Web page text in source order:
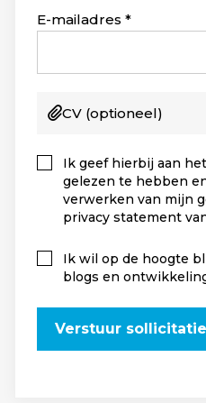
+1
E-mailadres
CV (optioneel)
Ik geef hierbij aan het
gelezen te hebben
verwerken van mijn
privacy statement
Ik wil op de hoogte
blogs en
Verstuur sollicitatie